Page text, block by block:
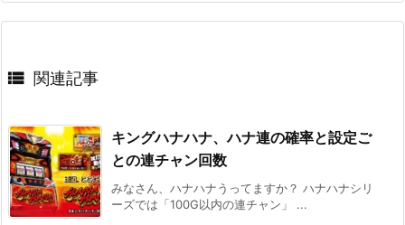
 関連記事
キングハナハナ、ハナ連の確率と設定ご
との連チャン回数
みなさん、ハナハナうってますか？ ハナハナシリ
ーズでは「100G以内の連チャン」 ...